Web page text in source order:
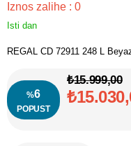
Iznos zalihe : 0
Isti dan
REGAL CD 72911 248 L
%6
POPUST
₺15.999,00